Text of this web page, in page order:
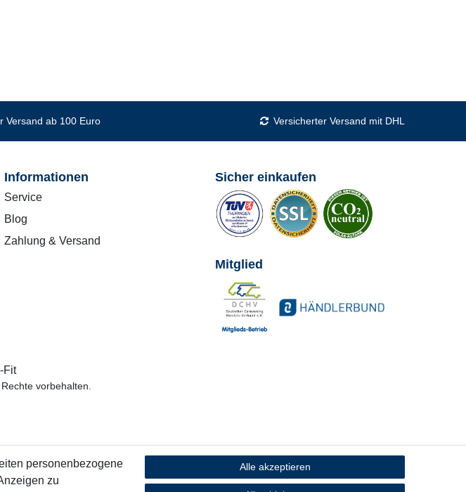
Versand ab 100 Euro Versicherter Versand mit DHL
Informationen
Service
Blog
Zahlung & Versand
Sicher einkaufen
Mitglied
Fit
vorbehalten.
personenbezogene
zu
Alle akzeptieren